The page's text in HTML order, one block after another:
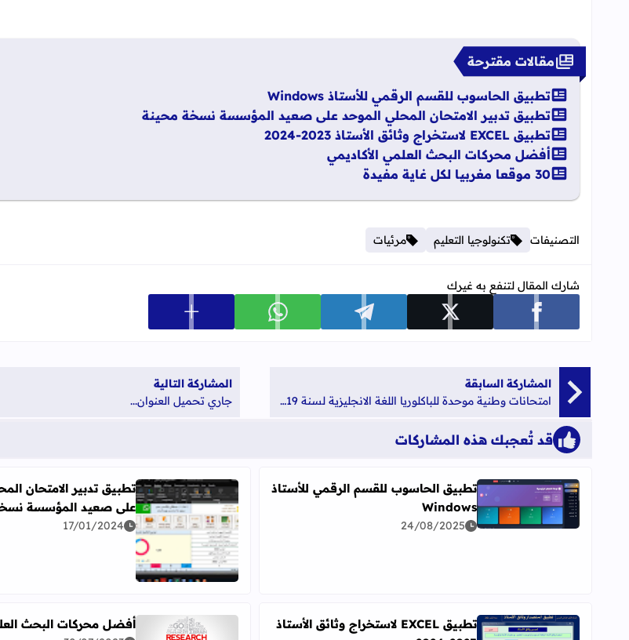
مقالات مقترحة
تطبيق الحاسوب للقسم الرقمي للأستاذ Windows
تطبيق تدبير الامتحان المحلي الموحد على صعيد المؤسسة نسخة محينة
تطبيق EXCEL لاستخراج وثائق الأستاذ 2023-2024
أفضل محركات البحث العلمي الأكاديمي
30 موقعا مغربيا لكل غاية مفيدة
التصنيفات تكنولوجيا التعليم مرئيات
شارك المقال لتنفع به غيرك
شارك على facebook شارك على x شارك على telegram شارك على whatsapp عرض المزيد من خيارات المشاركة
المشاركة السابقة
امتحانات وطنية موحدة للباكلوريا اللغة الانجليزية لسنة 2019 الدورات العادية والإستدراكية
المشاركة التالية
جاري تحميل العنوان...
قد تُعجبك هذه المشاركات
اقرأ المزيد عن تطبيق الحاسوب للقسم الرقمي للأستاذ Windows
تطبيق الحاسوب للقسم الرقمي للأستاذ
Windows
24/08/2025
اقرأ المزيد عن تطبيق تدبير
تطبيق تدبير الامتحان
على صعيد المؤسسة
17/01/2024
تطبيق EXCEL لاستخراج وثائق الأستاذ
أفضل محركات البحث